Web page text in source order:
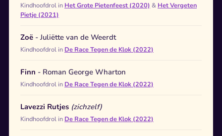
Kindhoofdrol in Het Grote Pietenfeest (2020) & Het Vergeten
Pietje (2021)
Zoë - Juliëtte van de Weerdt
Kindhoofdrol in De Race Tegen de Klok (2022)
Finn - Roman George Wharton
Kindhoofdrol in De Race Tegen de Klok (2022)
Lavezzi Rutjes (zichzelf)
Kindhoofdrol in De Race Tegen de Klok (2022)